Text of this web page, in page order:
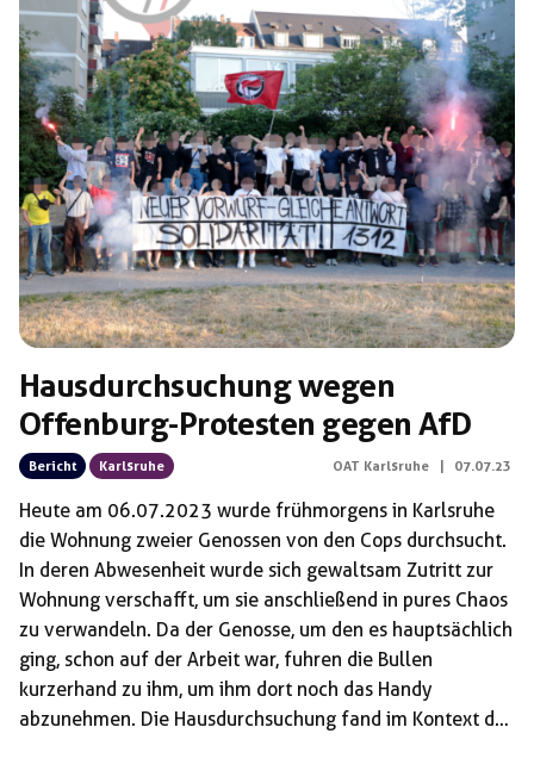
sie und setzen sie hilflos auf hoher See aus. Systematischer
Terror an der EU-Außengrenze, mit zehntausenden
Toten, mit nur einem Ziel: Abschreckung […]
Hausdurchsuchung wegen
Offenburg-Protesten gegen AfD
Bericht Karlsruhe OAT Karlsruhe 07.07.23
Heute am 06.07.2023 wurde frühmorgens in Karlsruhe
die Wohnung zweier Genossen von den Cops durchsucht.
In deren Abwesenheit wurde sich gewaltsam Zutritt zur
Wohnung verschafft, um sie anschließend in pures Chaos
zu verwandeln. Da der Genosse, um den es hauptsächlich
ging, schon auf der Arbeit war, fuhren die Bullen
kurzerhand zu ihm, um ihm dort noch das Handy
abzunehmen. Die Hausdurchsuchung fand im Kontext der